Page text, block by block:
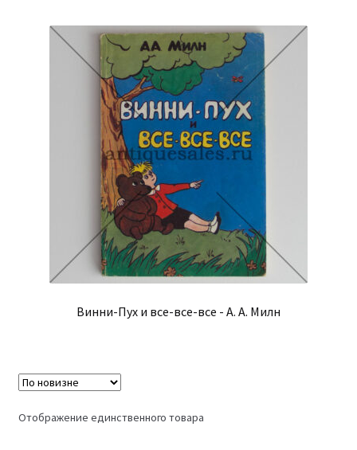
Винни-Пух и все-все-все - А. А. Милн
Отображение единственного товара